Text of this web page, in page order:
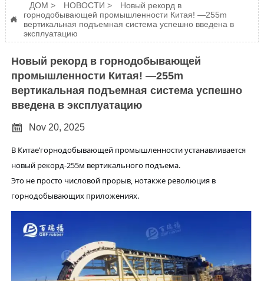

ДОМ > НОВОСТИ >
Новый рекорд в
горнодобывающей промышленности Китая! —255m
вертикальная подъемная система успешно введена в
эксплуатацию
Новый рекорд в горнодобывающей
промышленности Китая! —255m
вертикальная подъемная система успешно
введена в эксплуатацию

Nov 20, 2025
В Китае’горнодобывающей промышленностиустанавливается
новый рекорд-255м вертикального подъема.
Это не просто числовой прорыв, нотакже революция в
горнодобывающих приложениях.